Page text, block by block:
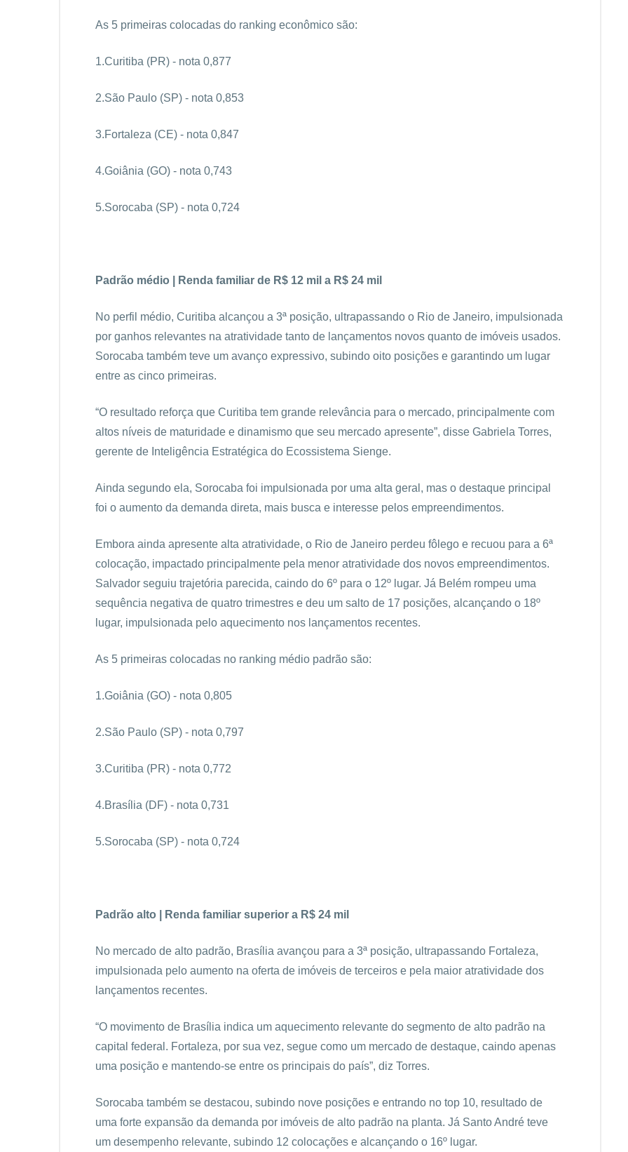
As 5 primeiras colocadas do ranking econômico são:
1.Curitiba (PR) - nota 0,877
2.São Paulo (SP) - nota 0,853
3.Fortaleza (CE) - nota 0,847
4.Goiânia (GO) - nota 0,743
5.Sorocaba (SP) - nota 0,724
Padrão médio | Renda familiar de R$ 12 mil a R$ 24 mil
No perfil médio, Curitiba alcançou a 3ª posição, ultrapassando o Rio de Janeiro, impulsionada
por ganhos relevantes na atratividade tanto de lançamentos novos quanto de imóveis usados.
Sorocaba também teve um avanço expressivo, subindo oito posições e garantindo um lugar
entre as cinco primeiras.
“O resultado reforça que Curitiba tem grande relevância para o mercado, principalmente com
altos níveis de maturidade e dinamismo que seu mercado apresente”, disse Gabriela Torres,
gerente de Inteligência Estratégica do Ecossistema Sienge.
Ainda segundo ela, Sorocaba foi impulsionada por uma alta geral, mas o destaque principal
foi o aumento da demanda direta, mais busca e interesse pelos empreendimentos.
Embora ainda apresente alta atratividade, o Rio de Janeiro perdeu fôlego e recuou para a 6ª
colocação, impactado principalmente pela menor atratividade dos novos empreendimentos.
Salvador seguiu trajetória parecida, caindo do 6º para o 12º lugar. Já Belém rompeu uma
sequência negativa de quatro trimestres e deu um salto de 17 posições, alcançando o 18º
lugar, impulsionada pelo aquecimento nos lançamentos recentes.
As 5 primeiras colocadas no ranking médio padrão são:
1.Goiânia (GO) - nota 0,805
2.São Paulo (SP) - nota 0,797
3.Curitiba (PR) - nota 0,772
4.Brasília (DF) - nota 0,731
5.Sorocaba (SP) - nota 0,724
Padrão alto | Renda familiar superior a R$ 24 mil
No mercado de alto padrão, Brasília avançou para a 3ª posição, ultrapassando Fortaleza,
impulsionada pelo aumento na oferta de imóveis de terceiros e pela maior atratividade dos
lançamentos recentes.
“O movimento de Brasília indica um aquecimento relevante do segmento de alto padrão na
capital federal. Fortaleza, por sua vez, segue como um mercado de destaque, caindo apenas
uma posição e mantendo-se entre os principais do país”, diz Torres.
Sorocaba também se destacou, subindo nove posições e entrando no top 10, resultado de
uma forte expansão da demanda por imóveis de alto padrão na planta. Já Santo André teve
um desempenho relevante, subindo 12 colocações e alcançando o 16º lugar.